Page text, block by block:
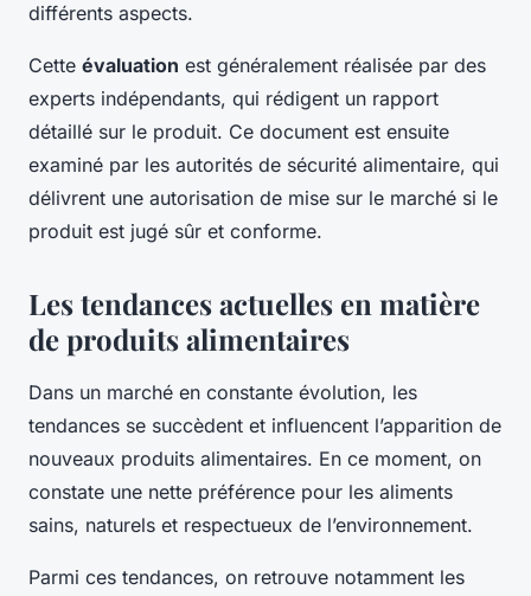
différents aspects.
Cette évaluation est généralement réalisée par des
experts indépendants, qui rédigent un rapport
détaillé sur le produit. Ce document est ensuite
examiné par les autorités de sécurité alimentaire, qui
délivrent une autorisation de mise sur le marché si le
produit est jugé sûr et conforme.
Les tendances actuelles en matière
de produits alimentaires
Dans un marché en constante évolution, les
tendances se succèdent et influencent l’apparition de
nouveaux produits alimentaires. En ce moment, on
constate une nette préférence pour les aliments
sains, naturels et respectueux de l’environnement.
Parmi ces tendances, on retrouve notamment les